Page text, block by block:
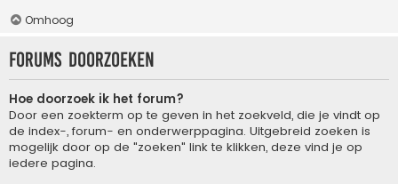
Omhoog
Forums doorzoeken
Hoe doorzoek ik het forum?
Door een zoekterm op te geven in het zoekveld, die je vindt op
de index-, forum- en onderwerppagina. Uitgebreid zoeken is
mogelijk door op de "zoeken" link te klikken, deze vind je op
iedere pagina.